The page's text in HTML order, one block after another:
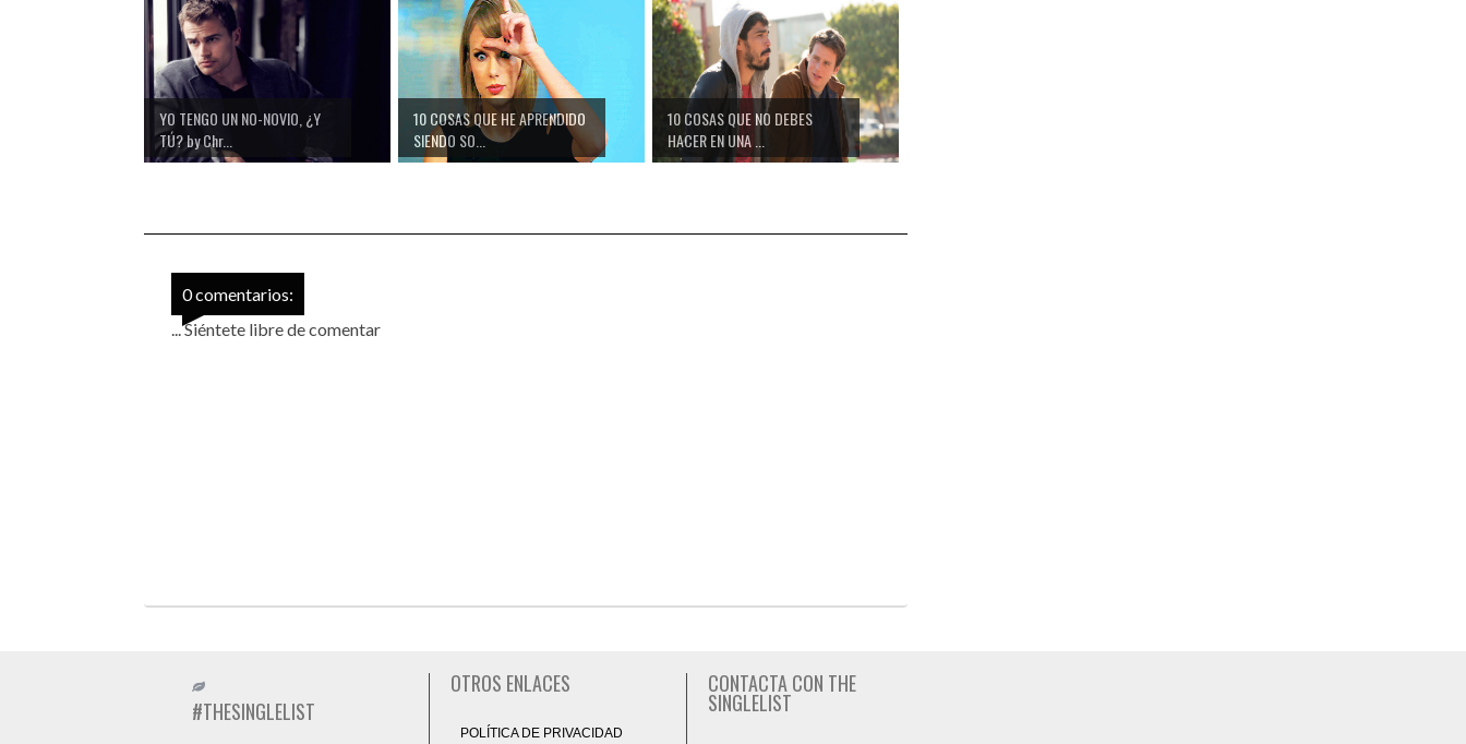
YO TENGO UN NO-NOVIO, ¿Y
TÚ? by Chr...
10 COSAS QUE HE APRENDIDO
SIENDO SO...
10 COSAS QUE NO DEBES
HACER EN UNA ...
0 comentarios:
... Siéntete libre de comentar
#THESINGLELIST
OTROS ENLACES
POLÍTICA DE PRIVACIDAD
CONTACTA CON THE
SINGLELIST